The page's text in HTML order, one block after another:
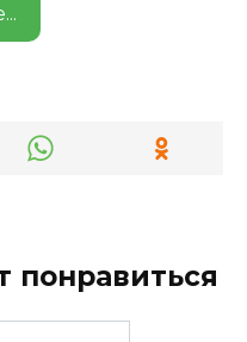
понравиться